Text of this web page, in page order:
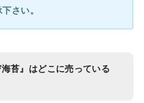
さい。
苔』はどこに売っている